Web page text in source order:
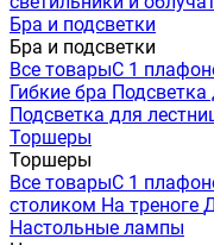
Бра и подсветки
Бра и подсветки
Все товарыС 1
Гибкие бра Подсветка
Подсветка для
Торшеры
Торшеры
Все товарыС 1
столиком На треноге
Настольные лампы